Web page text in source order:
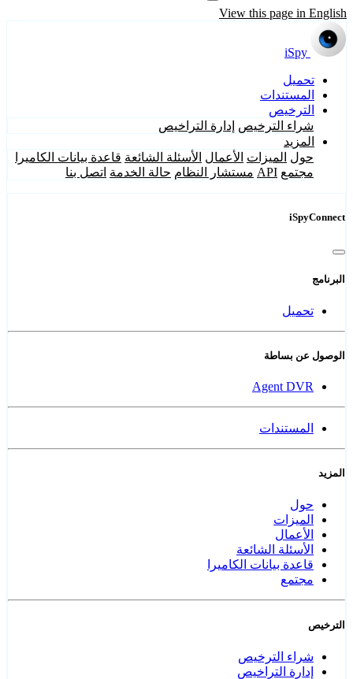
View this page in English
iSpy
تحميل
المستندات
الترخيص
شراء الترخيص إدارة التراخيص
المزيد
حول الميزات الأعمال الأسئلة الشائعة قاعدة بيانات الكاميرا
مجتمع API مستشار النظام حالة الخدمة اتصل بنا
iSpyConnect
البرنامج
تحميل
الوصول عن بساطة
Agent DVR
المستندات
المزيد
حول
الميزات
الأعمال
الأسئلة الشائعة
قاعدة بيانات الكاميرا
مجتمع
الترخيص
شراء الترخيص
إدارة التراخيص